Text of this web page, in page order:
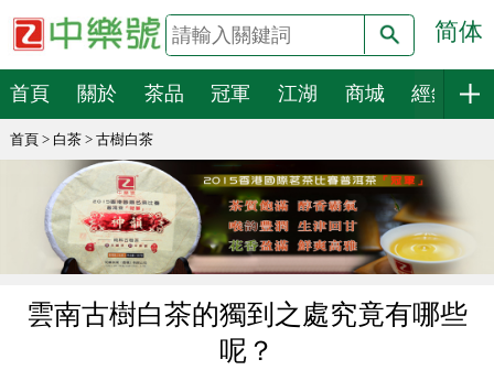
简体
首頁 關於 茶品 冠軍 江湖 商城 經銷
首頁> 白茶> 古樹白茶
雲南古樹白茶的獨到之處究竟有哪些
呢？